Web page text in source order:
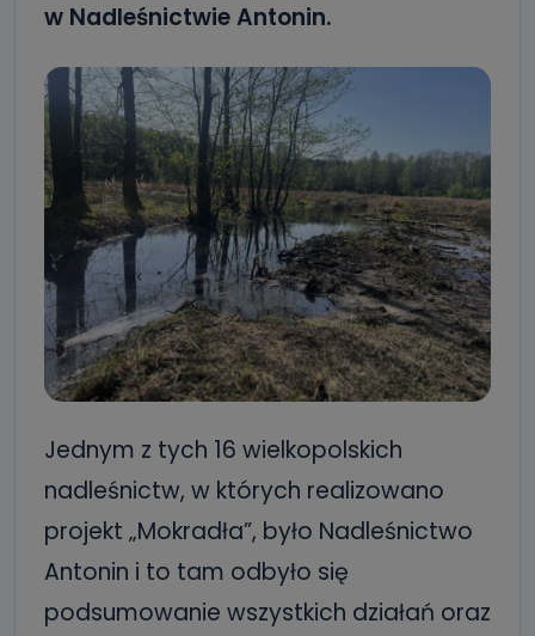
w Nadleśnictwie Antonin.
Jednym z tych 16 wielkopolskich
nadleśnictw, w których realizowano
projekt „Mokradła”, było Nadleśnictwo
Antonin i to tam odbyło się
podsumowanie wszystkich działań oraz